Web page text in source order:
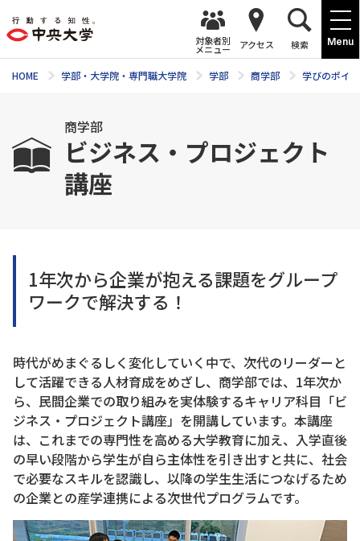
Menu
対象者別
メニュー アクセス 検索
HOME 学部・大学院・専門職大学院 学部 商学部 学びのポイ
商学部
ビジネス・プロジェクト
講座
1年次から企業が抱える課題をグループ
ワークで解決する！
時代がめまぐるしく変化していく中で、次代のリーダーと
して活躍できる人材育成をめざし、商学部では、1年次か
ら、民間企業での取り組みを実体験するキャリア科目「ビ
ジネス・プロジェクト講座」を開講しています。本講座
は、これまでの専門性を高める大学教育に加え、入学直後
の早い段階から学生が自ら主体性を引き出すと共に、社会
で必要なスキルを認識し、以降の学生生活につなげるため
の企業との産学連携による次世代プログラムです。